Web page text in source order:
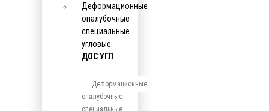
Деформационные
опалубочные
специальные
угловые
ДОС УГЛ
Деформационные
опалубочные